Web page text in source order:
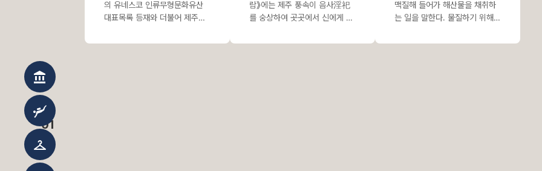
account_balance
scuba_diving
checkroom
01
의 유네스코 인류무형문화유산
대표목록 등재와 더불어 제주특
산과를 중심으로 다양한 사업을
람》에는 제주 풍속이 음사淫祀
를 숭상하여 곳곳에서 신에게 제
을에서 무당이 제사하고, 2월에
맥질해 들어가 해산물을 채취하
는 일을 말한다. 물질하기 위해서
가 갖추어져 있어야 한다. 그중에